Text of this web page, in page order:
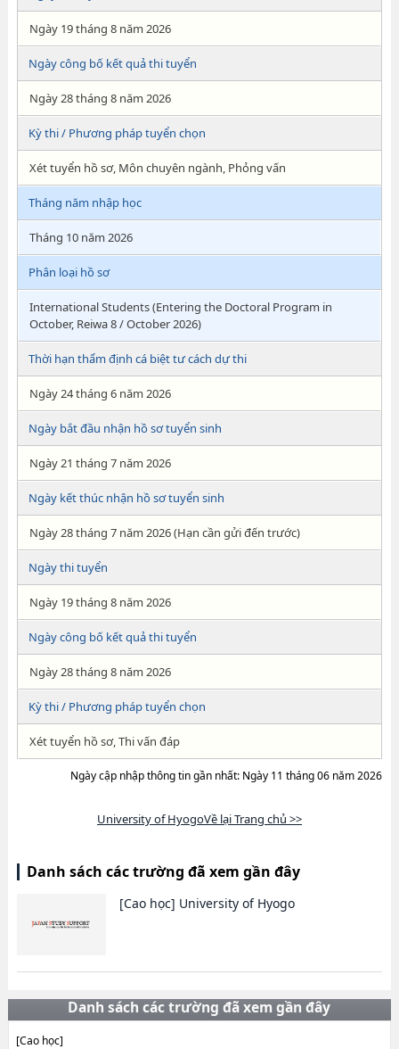
Ngày 19 tháng 8 năm 2026
Ngày công bố kết quả thi tuyển
Ngày 28 tháng 8 năm 2026
Kỳ thi / Phương pháp tuyển chọn
Xét tuyển hồ sơ, Môn chuyên ngành, Phỏng vấn
Tháng năm nhập học
Tháng 10 năm 2026
Phân loại hồ sơ
International Students (Entering the Doctoral Program in
October, Reiwa 8 / October 2026)
Thời hạn thẩm định cá biệt tư cách dự thi
Ngày 24 tháng 6 năm 2026
Ngày bắt đầu nhận hồ sơ tuyển sinh
Ngày 21 tháng 7 năm 2026
Ngày kết thúc nhận hồ sơ tuyển sinh
Ngày 28 tháng 7 năm 2026 (Hạn cần gửi đến trước)
Ngày thi tuyển
Ngày 19 tháng 8 năm 2026
Ngày công bố kết quả thi tuyển
Ngày 28 tháng 8 năm 2026
Kỳ thi / Phương pháp tuyển chọn
Xét tuyển hồ sơ, Thi vấn đáp
Ngày cập nhập thông tin gần nhất: Ngày 11 tháng 06 năm 2026
University of HyogoVề lại Trang chủ >>
Danh sách các trường đã xem gần đây
[Cao học] University of Hyogo
Danh sách các trường đã xem gần đây
[Cao học]